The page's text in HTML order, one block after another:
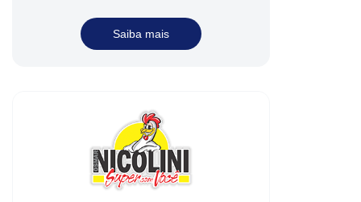
Saiba mais